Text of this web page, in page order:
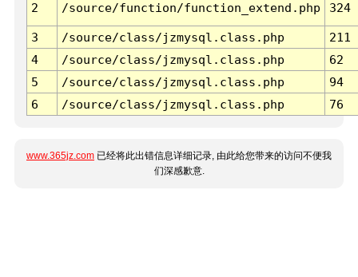
2 /source/function/function_extend.php 324
3 /source/class/jzmysql.class.php
211
4
/source/class/jzmysql.class.php
62
5
/source/class/jzmysql.class.php
94
6
/source/class/jzmysql.class.php 76
www.365jz.com 已经将此出错信息详细记录, 由此给您带来的访问不便我
们深感歉意.